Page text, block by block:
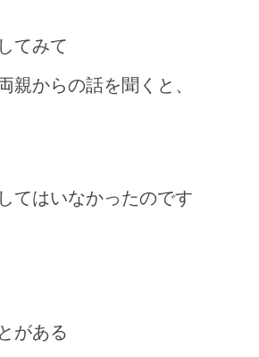
てみて
親からの話を聞くと、
てはいなかったのです
がある